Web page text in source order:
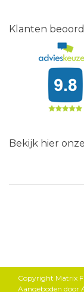
Klanten
Bekijk hier onze
Copyright Matrix
Aangeboden door